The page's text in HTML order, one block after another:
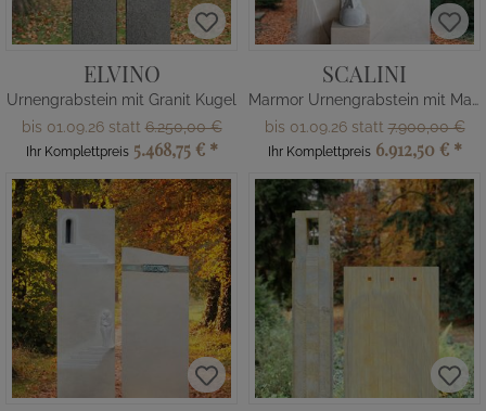
ELVINO
Urnengrabstein mit Granit Kugel
bis 01.09.26 statt6.250,00 €
Ihr Komplettpreis 5.468,75 € *
SCALINI
Marmor Urnengrabstein mit Madonna Figur
bis 01.09.26 statt7.900,00 €
Ihr Komplettpreis 6.912,50 € *